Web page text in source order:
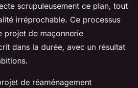
scrupuleusement ce plan, tout
irréprochable. Ce processus
projet de maçonnerie
dans la durée, avec un résultat
de réaménagement